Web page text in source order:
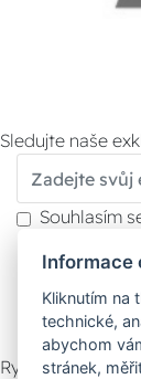
Sledujte naše
Souhlasím
Více
údajů .
Rychlý kontakt
Informace
Kliknutím na
technické,
abychom
stránek,